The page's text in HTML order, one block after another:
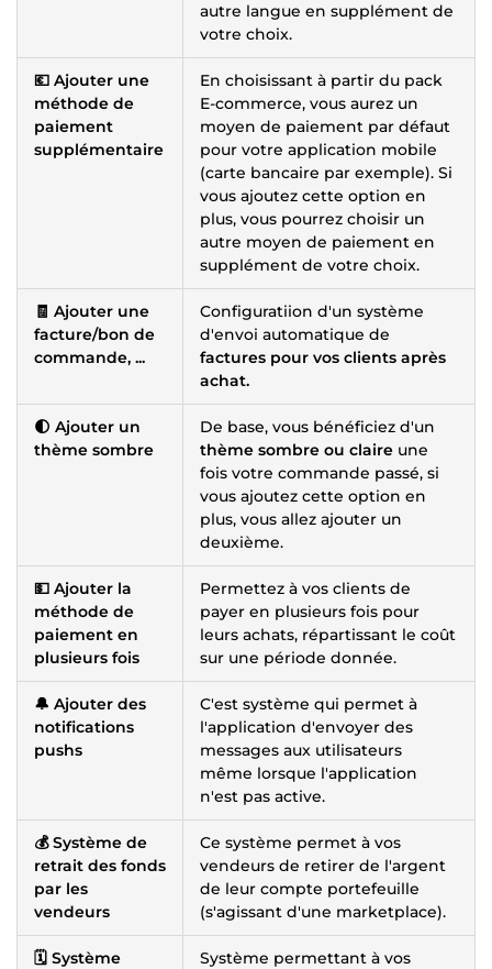
autre langue en supplément de
votre choix.
💶 Ajouter une
méthode de
paiement
supplémentaire
En choisissant à partir du pack
E-commerce, vous aurez un
moyen de paiement par défaut
pour votre application mobile
(carte bancaire par exemple). Si
vous ajoutez cette option en
plus, vous pourrez choisir un
autre moyen de paiement en
supplément de votre choix.
🧾 Ajouter une
facture/bon de
commande, ...
Configuratiion d'un système
d'envoi automatique de
factures pour vos clients après
achat.
🌓 Ajouter un
thème sombre
De base, vous bénéficiez d'un
thème sombre ou claire une
fois votre commande passé, si
vous ajoutez cette option en
plus, vous allez ajouter un
deuxième.
💵 Ajouter la
méthode de
paiement en
plusieurs fois
Permettez à vos clients de
payer en plusieurs fois pour
leurs achats, répartissant le coût
sur une période donnée.
🔔 Ajouter des
notifications
pushs
C'est système qui permet à
l'application d'envoyer des
messages aux utilisateurs
même lorsque l'application
n'est pas active.
💰 Système de
retrait des fonds
par les
vendeurs
Ce système permet à vos
vendeurs de retirer de l'argent
de leur compte portefeuille
(s'agissant d'une marketplace).
🗓️ Système
Système permettant à vos